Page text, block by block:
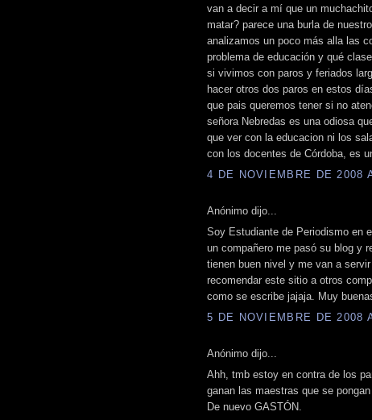
van a decir a mí que un
matar? parece una burla de
analizamos un poco más alla las
problema de educación y qué
si vivimos con paros y feriados
hacer otros dos paros en estos
que pais queremos tener si no
señora Nebredas es una odiosa
que ver con la educacion ni los
con los docentes de Córdoba, es
4 DE NOVIEMBRE DE 2008
Anónimo dijo...
Soy Estudiante de Periodismo en
un compañero me pasó su blog y
tienen buen nivel y me van a
recomendar este sitio a otros
como se escribe jajaja. Muy
5 DE NOVIEMBRE DE 2008
Anónimo dijo...
Ahh, tmb estoy en contra de los
ganan las maestras que se
De nuevo GASTÓN.